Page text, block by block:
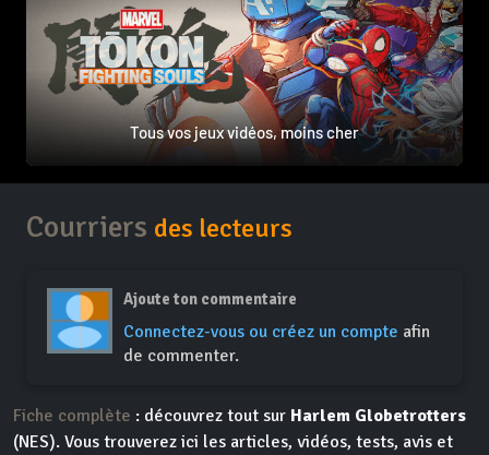
Tous vos jeux vidéos, moins cher
Courriers des lecteurs
Ajoute ton commentaire
Connectez-vous ou créez un compte afin
de commenter.
Fiche complète : découvrez tout sur Harlem Globetrotters
(NES). Vous trouverez ici les articles, vidéos, tests, avis et